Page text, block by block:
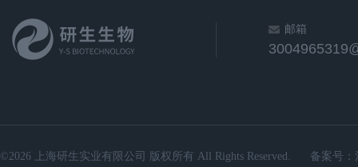
邮箱
©2026 上海研生实业有限公司 版权所有 All Rights Reserved. 备案号：